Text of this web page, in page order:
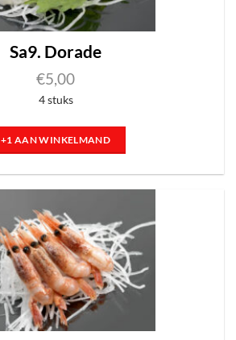
Sa9. Dorade
€5,00
4 stuks
+1 AAN WINKELMAND